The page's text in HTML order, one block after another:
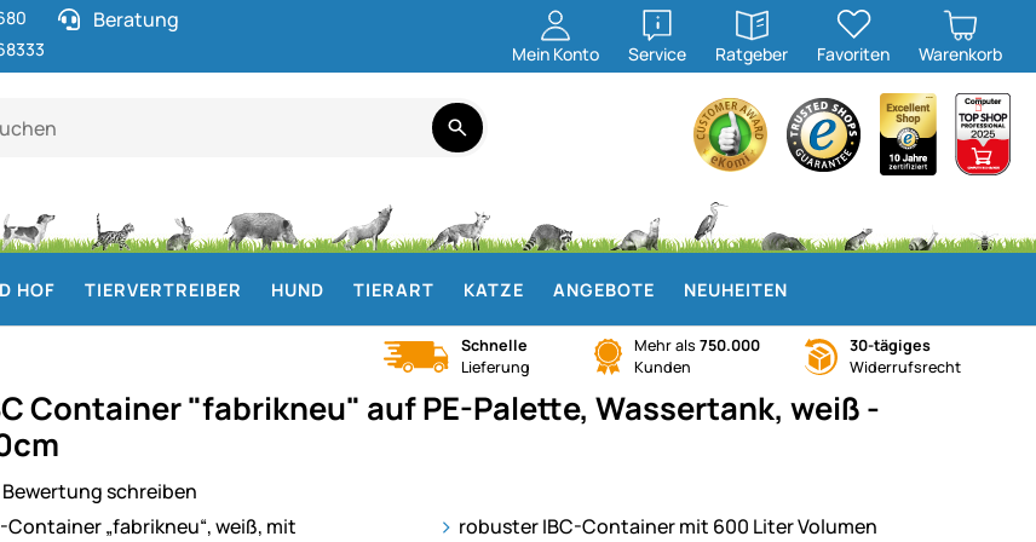
Beratung
Mein Konto Service
öffnen
Ratgeber
öffnen
Favoriten Warenkorb
HOF TIERVERTREIBER HUND TIERART KATZE ANGEBOTE NEUHEITEN
Schnelle
Lieferung
Mehr als 750.000
Kunden
30-tägiges
Widerrufsrecht
Container "fabrikneu" auf PE-Palette, Wassertank, weiß -
schreiben
robuster IBC-Container mit 600 Liter Volumen